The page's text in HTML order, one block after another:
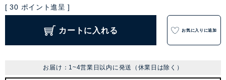
[ 30 ポイント進呈 ]
カートに入れる お気に入りに追加
お届け：1~4営業日以内に発送（休業日は除く）